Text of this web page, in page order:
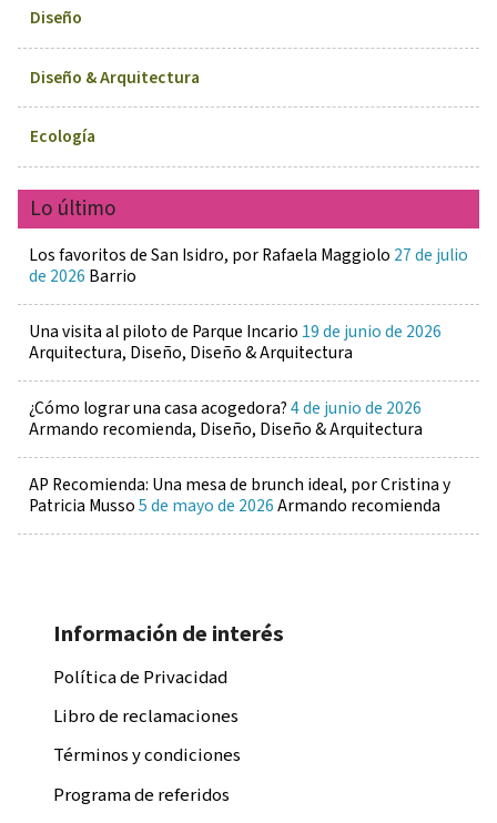
Diseño
Diseño & Arquitectura
Ecología
Lo último
Los favoritos de San Isidro, por Rafaela Maggiolo 27 de julio
de 2026 Barrio
Una visita al piloto de Parque Incario 19 de junio de 2026
Arquitectura, Diseño, Diseño & Arquitectura
¿Cómo lograr una casa acogedora?4 de junio de 2026
Armando recomienda, Diseño, Diseño & Arquitectura
AP Recomienda: Una mesa de brunch ideal, por Cristina y
Patricia Musso5 de mayo de 2026Armando recomienda
Información de interés
Política de Privacidad
Libro de reclamaciones
Términos y condiciones
Programa de referidos